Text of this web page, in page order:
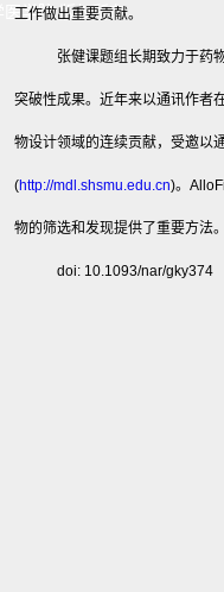
学院 版权所有
工作做出重要贡献。
张健课题组长期致力于药
突破性成果。近年来以通讯作者
物设计领域的连续贡献，受邀以
(http://mdl.shsmu.edu.cn)。
物的筛选和发现提供了重要方法
doi: 10.1093/nar/gky374